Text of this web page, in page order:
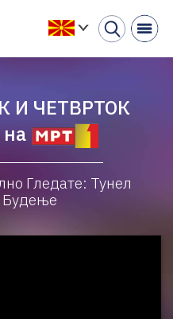
И ЧЕТВРТОК
на
Гледате: Тунел